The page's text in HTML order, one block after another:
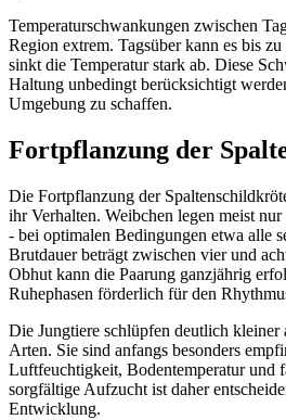
Temperaturschwankungen zwischen
Region extrem. Tagsüber kann es bis
sinkt die Temperatur stark ab. Diese
Haltung unbedingt berücksichtigt
Umgebung zu schaffen.
Fortpflanzung der
Die Fortpflanzung der
ihr Verhalten. Weibchen legen meist
- bei optimalen Bedingungen etwa alle
Brutdauer beträgt zwischen vier und
Obhut kann die Paarung ganzjährig
Ruhephasen förderlich für den
Die Jungtiere schlüpfen deutlich kleiner
Arten. Sie sind anfangs besonders
Luftfeuchtigkeit, Bodentemperatur und
sorgfältige Aufzucht ist daher
Entwicklung.